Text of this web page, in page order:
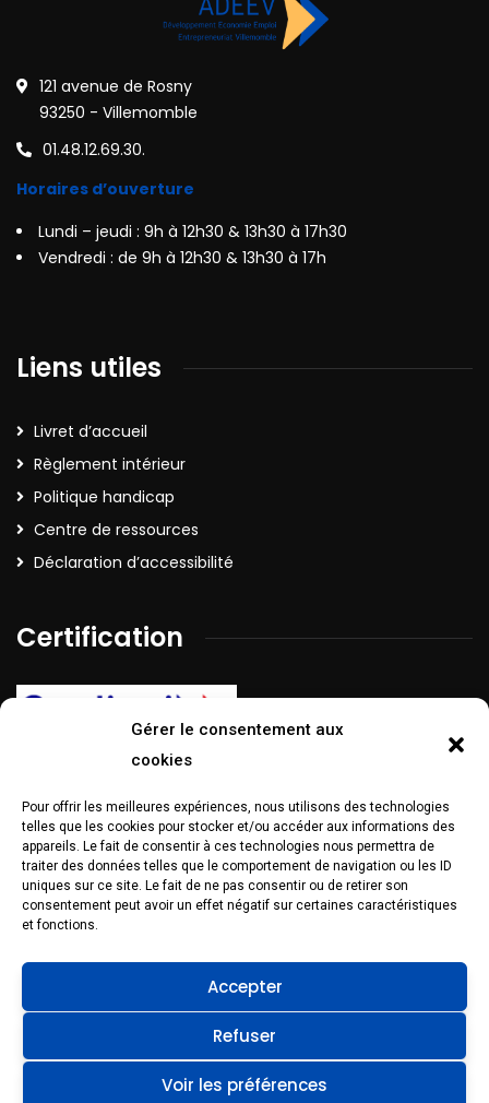
Gérer le consentement aux
cookies
Pour offrir les meilleures expériences, nous utilisons des technologies
telles que les cookies pour stocker et/ou accéder aux informations des
appareils. Le fait de consentir à ces technologies nous permettra de
traiter des données telles que le comportement de navigation ou les ID
uniques sur ce site. Le fait de ne pas consentir ou de retirer son
consentement peut avoir un effet négatif sur certaines caractéristiques
et fonctions.
Accepter
Refuser
Voir les préférences
121 avenue de Rosny
93250 - Villemomble
01.48.12.69.30.
Horaires d’ouverture
Lundi – jeudi : 9h à 12h30 & 13h30 à 17h30
Vendredi : de 9h à 12h30 & 13h30 à 17h
Liens utiles
Livret d’accueil
Règlement intérieur
Politique handicap
Centre de ressources
Déclaration d’accessibilité
Certification
La certification Qualiopi a été délivrée au titre de la catégorie
d’action suivante : Action de formation
Réseaux sociaux
Mentions légales –Politique de confidentialité